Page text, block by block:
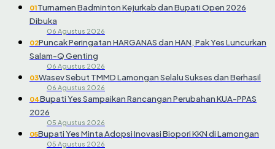
01Turnamen Badminton Kejurkab dan Bupati Open 2026
Dibuka
06 Agustus 2026
02Puncak Peringatan HARGANAS dan HAN, Pak Yes Luncurkan
Salam-Q Genting
06 Agustus 2026
03Wasev Sebut TMMD Lamongan Selalu Sukses dan Berhasil
06 Agustus 2026
04Bupati Yes Sampaikan Rancangan Perubahan KUA-PPAS
2026
05 Agustus 2026
05Bupati Yes Minta Adopsi Inovasi Biopori KKN di Lamongan
05 Agustus 2026